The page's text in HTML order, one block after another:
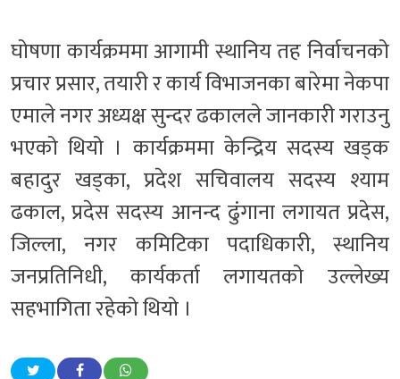
घोषणा कार्यक्रममा आगामी स्थानिय तह निर्वाचनको
प्रचार प्रसार, तयारी र कार्य विभाजनका बारेमा नेकपा
एमाले नगर अध्यक्ष सुन्दर ढकालले जानकारी गराउनु
भएको थियो । कार्यक्रममा केन्द्रिय सदस्य खड्क
बहादुर खड्का, प्रदेश सचिवालय सदस्य श्याम
ढकाल, प्रदेस सदस्य आनन्द ढुंगाना लगायत प्रदेस,
जिल्ला, नगर कमिटिका पदाधिकारी, स्थानिय
जनप्रतिनिधी, कार्यकर्ता लगायतको उल्लेख्य
सहभागिता रहेको थियो ।